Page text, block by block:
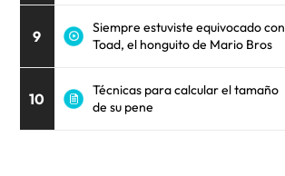
9
Siempre estuviste equivocado con
Toad, el honguito de Mario Bros
10
Técnicas para calcular el tamaño
de su pene